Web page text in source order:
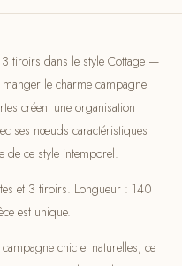
tiroirs dans le style Cottage —
le charme campagne
créent une organisation
ses nœuds caractéristiques
de ce style intemporel.
et 3 tiroirs. Longueur : 140
est unique.
chic et naturelles, ce